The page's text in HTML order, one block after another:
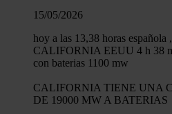
15/05/2026
hoy a las 13,38 horas española
CALIFORNIA EEUU 4 h 38
con baterias 1100 mw
CALIFORNIA TIENE UNA
DE 19000 MW A BATERIAS